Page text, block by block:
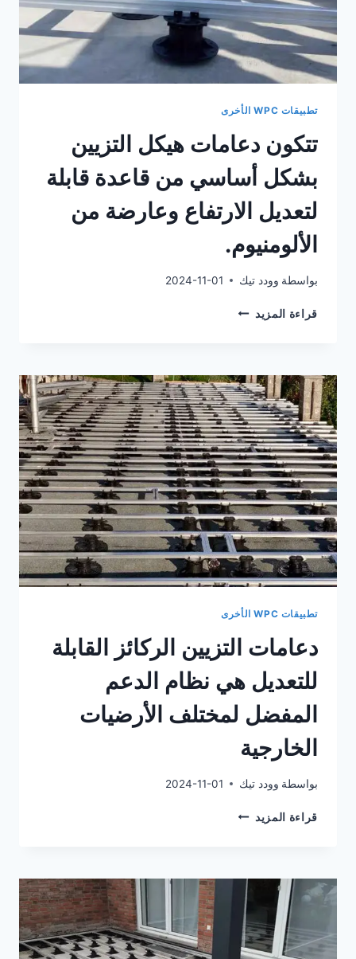
تطبيقات WPC الأخرى
تتكون دعامات هيكل التزيين
بشكل أساسي من قاعدة قابلة
لتعديل الارتفاع وعارضة من
الألومنيوم.
بواسطة وودد تيك 2024-11-01
قراءة المزيد تتكون
بشكل
أساسي
من
قاعدة
قابلة
لتعديل
الارتفاع
وعارضة
من
الألومنيوم.
تطبيقات WPC الأخرى
دعامات التزيين الركائز القابلة
للتعديل هي نظام الدعم
المفضل لمختلف الأرضيات
الخارجية
بواسطة وودد تيك 2024-11-01
قراءة المزيد دعامات
للتعديل
هي
نظام
الدعم
المفضل